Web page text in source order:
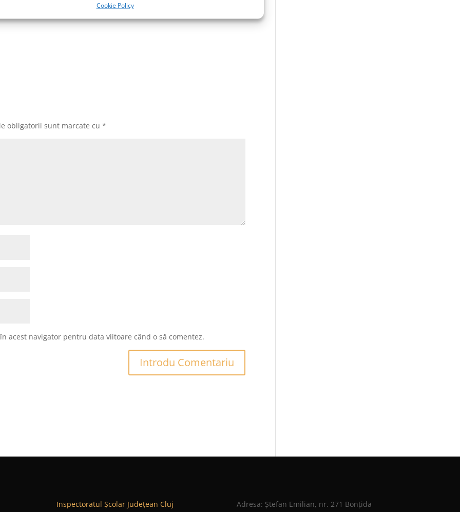
Cookie Policy
obligatorii sunt marcate cu*
acest navigator pentru data viitoare când o să comentez.
Inspectoratul Şcolar Județean Cluj
Adresa: Ștefan Emilian, nr. 271 Bonțida